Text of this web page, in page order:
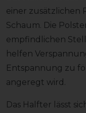
einer zusätzlichen
Schaum. Die
empfindlichen
helfen
Entspannung zu
angeregt wird.
Das Halfter lässt